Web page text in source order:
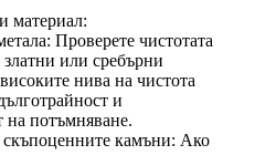
материал:
Проверете чистотата
златни или сребърни
нива на чистота
и
на потъмняване.
скъпоценните камъни: Ако